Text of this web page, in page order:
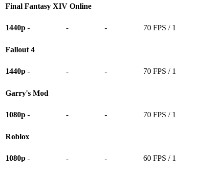
Final Fantasy XIV Online
1440p - - - 70 FPS / 1
Fallout 4
1440p - - - 70 FPS / 1
Garry's Mod
1080p - - - 70 FPS / 1
Roblox
1080p - - - 60 FPS / 1